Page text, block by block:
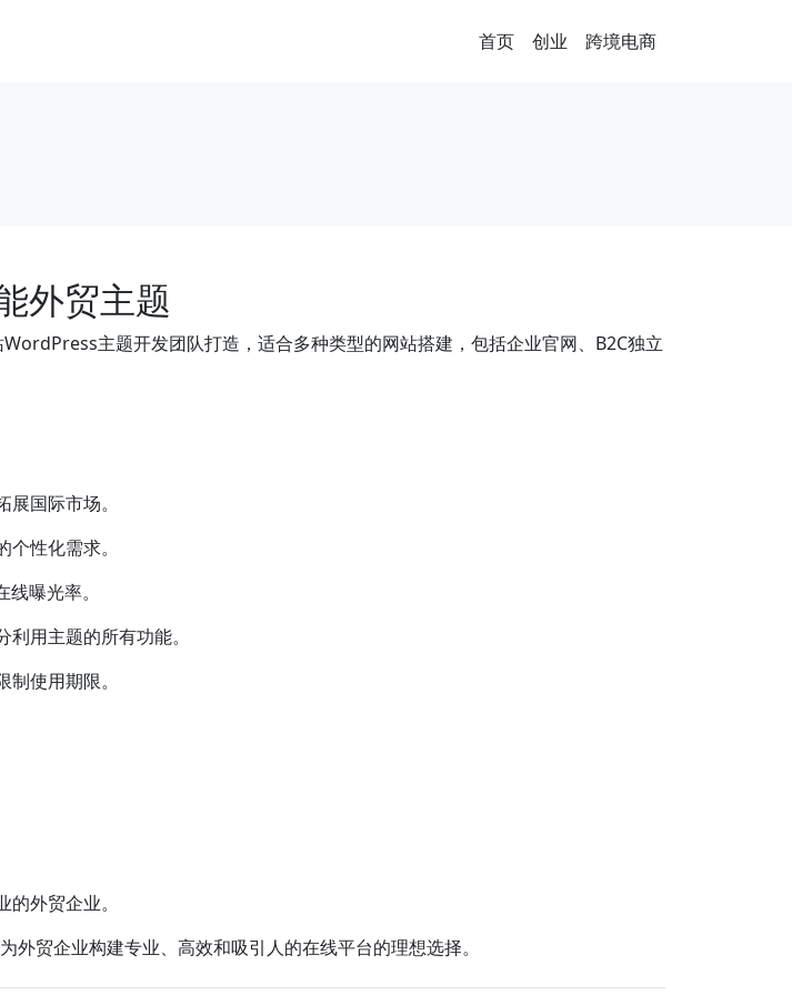
首页 创业 跨境电商
外贸主题
主题开发团队打造，适合多种类型的网站搭建，包括企业官网、B2C独立
国际市场。
性化需求。
曝光率。
用主题的所有功能。
使用期限。
外贸企业。
贸企业构建专业、高效和吸引人的在线平台的理想选择。